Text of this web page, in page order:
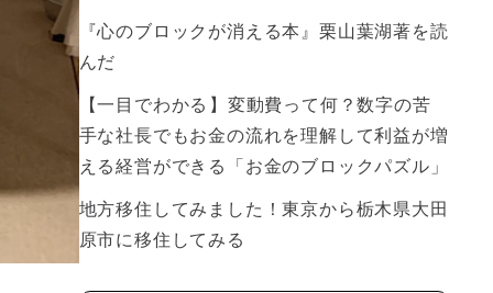
『心のブロックが消える本』栗山葉湖著を読
んだ
【一目でわかる】変動費って何？数字の苦
手な社長でもお金の流れを理解して利益が増
える経営ができる「お金のブロックパズル」
地方移住してみました！東京から栃木県大田
原市に移住してみる